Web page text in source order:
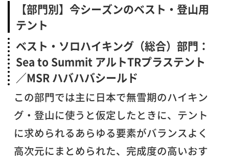
【部門別】今シーズンのベスト・登山用
テント
ベスト・ソロハイキング（総合）部門：
Sea to Summit アルトTRプラステント
／MSR ハバハバシールド
この部門では主に日本で無雪期のハイキン
グ・登山に使うと仮定したときに、テント
に求められるあらゆる要素がバランスよく
高次元にまとめられた、完成度の高いおす